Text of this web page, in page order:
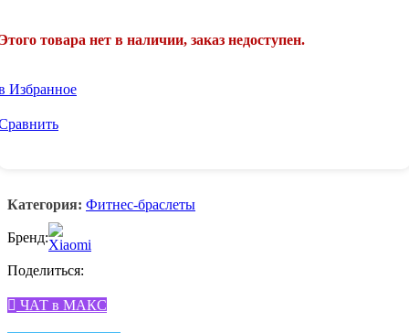
товара нет в наличии, заказ недоступен.
Избранное
Категория: Фитнес-браслеты
Бренд:
Поделиться:
ЧАТ в МАКС